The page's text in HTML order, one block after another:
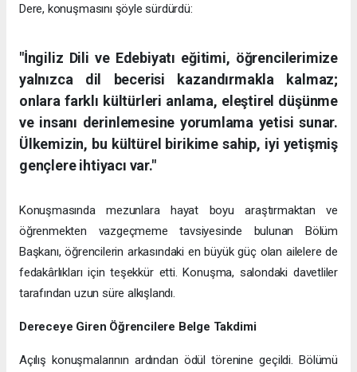
Dere, konuşmasını şöyle sürdürdü:
"İngiliz Dili ve Edebiyatı eğitimi, öğrencilerimize
yalnızca dil becerisi kazandırmakla kalmaz;
onlara farklı kültürleri anlama, eleştirel düşünme
ve insanı derinlemesine yorumlama yetisi sunar.
Ülkemizin, bu kültürel birikime sahip, iyi yetişmiş
gençlere ihtiyacı var."
Konuşmasında mezunlara hayat boyu araştırmaktan ve
öğrenmekten vazgeçmeme tavsiyesinde bulunan Bölüm
Başkanı, öğrencilerin arkasındaki en büyük güç olan ailelere de
fedakârlıkları için teşekkür etti. Konuşma, salondaki davetliler
tarafından uzun süre alkışlandı.
Dereceye Giren Öğrencilere Belge Takdimi
Açılış konuşmalarının ardından ödül törenine geçildi. Bölümü